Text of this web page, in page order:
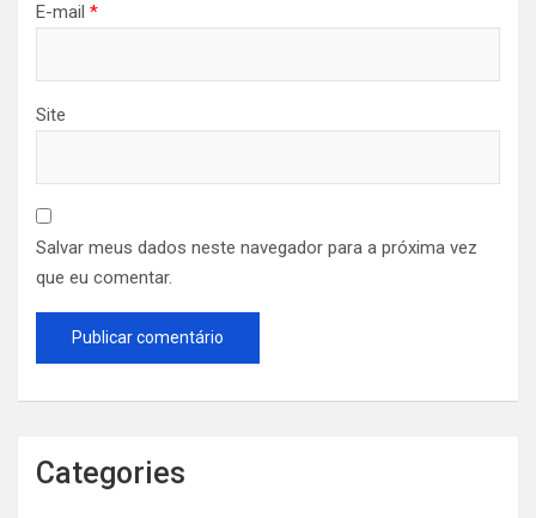
E-mail *
Site
Salvar meus dados neste navegador para a próxima vez
que eu comentar.
Categories